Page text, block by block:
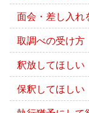
面会・差し入れ
取調べの受け方
釈放してほしい
保釈してほしい